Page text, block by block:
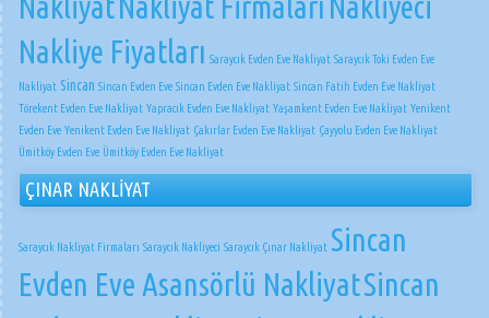
Nakliye Fiyatları Saraycık Evden Eve Nakliyat Saraycık Toki Evden Eve
Nakliyat Sincan Sincan Evden Eve Sincan Evden Eve Nakliyat Sincan Fatih Evden Eve Nakliyat
Törekent Evden Eve Nakliyat Yapracık Evden Eve Nakliyat Yaşamkent Evden Eve Nakliyat Yenikent
Evden Eve Yenikent Evden Eve Nakliyat Çakırlar Evden Eve Nakliyat Çayyolu Evden Eve Nakliyat
Ümitköy Evden Eve Ümitköy Evden Eve Nakliyat
ÇINAR NAKLİYAT
Saraycık Nakliyat Firmaları Saraycık Nakliyeci Saraycık Çınar Nakliyat Sincan
Evden Eve Asansörlü NakliyatSincan